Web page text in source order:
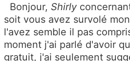
Bonjour, Shirly
soit vous avez survolé
l'avez semble il pas
moment j'ai parlé d'avoir
gratuit, j'ai seulement